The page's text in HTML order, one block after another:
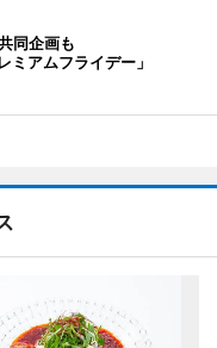
同企画も
アムフライデー」